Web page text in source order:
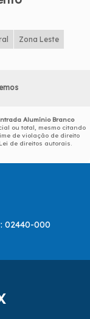
Zona Leste
Alumínio Branco
ou total, mesmo citando
de violação de direito
de direitos autorais
02440-000